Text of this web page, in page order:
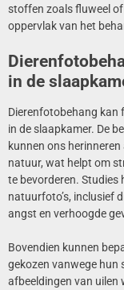
stoffen zoals fluweel
oppervlak van het
in de
Dierenfotobehang kan
in de slaapkamer. De
kunnen ons
natuur, wat helpt om
te bevorderen. Studies
natuurfoto’s, inclusief
angst en verhoogde
Bovendien kunnen
gekozen vanwege hun
afbeeldingen van uilen